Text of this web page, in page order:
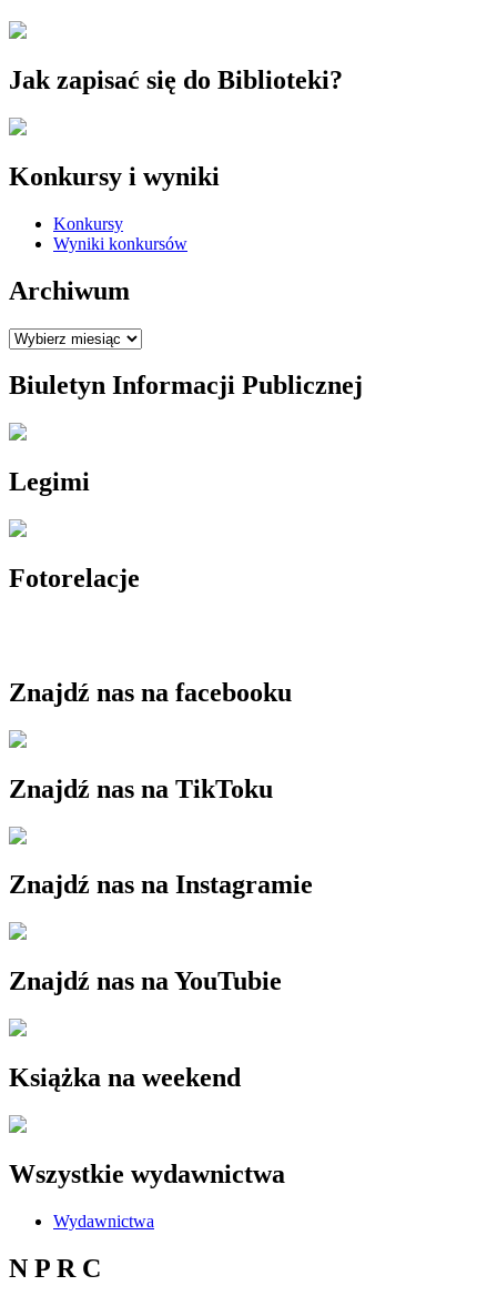
Jak zapisać się do Biblioteki?
Konkursy i wyniki
Konkursy
Wyniki konkursów
Archiwum
Archiwum
Biuletyn Informacji Publicznej
Legimi
Fotorelacje
Znajdź nas na facebooku
Znajdź nas na TikToku
Znajdź nas na Instagramie
Znajdź nas na YouTubie
Książka na weekend
Wszystkie wydawnictwa
Wydawnictwa
N P R C